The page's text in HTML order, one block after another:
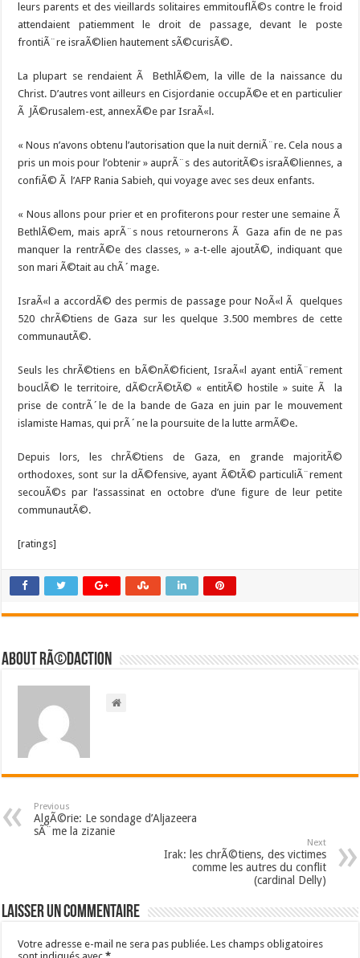
leurs parents et des vieillards solitaires emmitouflÃ©s contre le froid
attendaient patiemment le droit de passage, devant le poste
frontiÃ¨re israÃ©lien hautement sÃ©curisÃ©.
La plupart se rendaient Ã BethlÃ©em, la ville de la naissance du
Christ. D’autres vont ailleurs en Cisjordanie occupÃ©e et en particulier
Ã JÃ©rusalem-est, annexÃ©e par IsraÃ«l.
« Nous n’avons obtenu l’autorisation que la nuit derniÃ¨re. Cela nous a
pris un mois pour l’obtenir » auprÃ¨s des autoritÃ©s israÃ©liennes, a
confiÃ© Ã l’AFP Rania Sabieh, qui voyage avec ses deux enfants.
« Nous allons pour prier et en profiterons pour rester une semaine Ã
BethlÃ©em, mais aprÃ¨s nous retournerons Ã Gaza afin de ne pas
manquer la rentrÃ©e des classes, » a-t-elle ajoutÃ©, indiquant que
son mari Ã©tait au chÃ´mage.
IsraÃ«l a accordÃ© des permis de passage pour NoÃ«l Ã quelques
520 chrÃ©tiens de Gaza sur les quelque 3.500 membres de cette
communautÃ©.
Seuls les chrÃ©tiens en bÃ©nÃ©ficient, IsraÃ«l ayant entiÃ¨rement
bouclÃ© le territoire, dÃ©crÃ©tÃ© « entitÃ© hostile » suite Ã la
prise de contrÃ´le de la bande de Gaza en juin par le mouvement
islamiste Hamas, qui prÃ´ne la poursuite de la lutte armÃ©e.
Depuis lors, les chrÃ©tiens de Gaza, en grande majoritÃ©
orthodoxes, sont sur la dÃ©fensive, ayant Ã©tÃ© particuliÃ¨rement
secouÃ©s par l’assassinat en octobre d’une figure de leur petite
communautÃ©.
[ratings]
About RÃ©daction
Previous
AlgÃ©rie: Le sondage d’Aljazeera
sÃ¨me la zizanie
Next
Irak: les chrÃ©tiens, des victimes
comme les autres du conflit
(cardinal Delly)
Laisser un commentaire
Votre adresse e-mail ne sera pas publiée. Les champs obligatoires